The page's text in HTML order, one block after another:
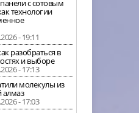
с сотовым
технологии
- 19:11
разобраться в
и выборе
- 17:13
молекулы из
алмаз
- 17:03